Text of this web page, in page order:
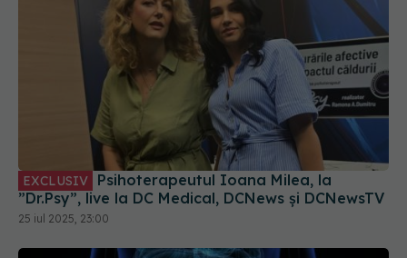
EXCLUSIV
”Dr.Psy”, live la DC Medical, DCNews și DCNewsTV
25 iul 2025, 23:00